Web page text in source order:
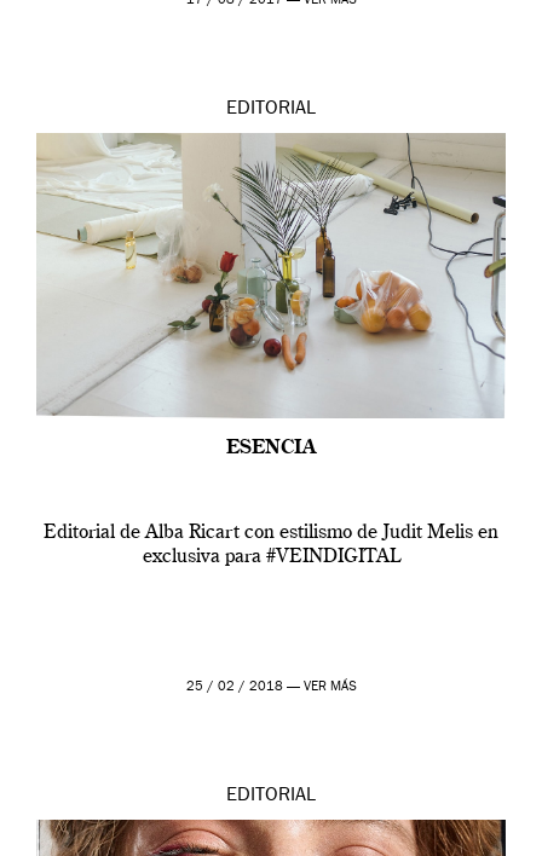
EDITORIAL
ESENCIA
Editorial de Alba Ricart con estilismo de Judit Melis en
exclusiva para #VEINDIGITAL
25 / 02 / 2018 — VER MÁS
EDITORIAL